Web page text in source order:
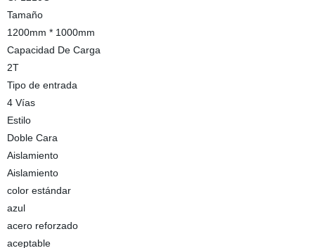
Tamaño
1200mm * 1000mm
Capacidad De Carga
2T
Tipo de entrada
4 Vías
Estilo
Doble Cara
Aislamiento
Aislamiento
color estándar
azul
acero reforzado
aceptable